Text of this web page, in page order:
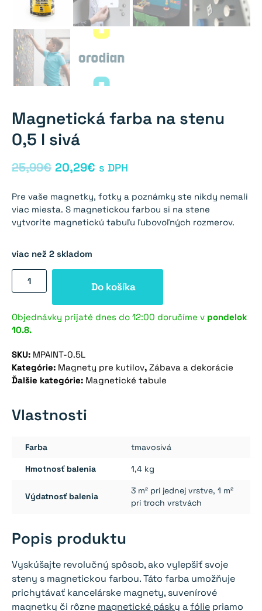
Magnetická farba na stenu
0,5 l sivá
25,99€ Pôvodná
bola:
25,99€.
20,29€ Aktuálna
je:
20,29€.
s DPH
Pre vaše magnetky, fotky a poznámky ste nikdy nemali
viac miesta. S magnetickou farbou si na stene
vytvoríte magnetickú tabuľu ľubovoľných rozmerov.
viac než 2 skladom
množstvo
Magnetická
na
stenu
l
sivá
Do košíka
Objednávky prijaté dnes do 12:00 doručíme v pondelok
10.8.
SKU: MPAINT-0.5L
Kategórie: Magnety pre kutilov, Zábava a dekorácie
Ďalšie kategórie: Magnetické tabule
Vlastnosti
Farba tmavosivá
Hmotnosť balenia 1,4 kg
Výdatnosť balenia
3 m² pri jednej vrstve, 1 m²
pri troch vrstvách
Popis produktu
Vyskúšajte revolučný spôsob, ako vylepšiť svoje
steny s magnetickou farbou. Táto farba umožňuje
prichytávať kancelárske magnety, suvenírové
magnetky či rôzne magnetické pásky afólie priamo